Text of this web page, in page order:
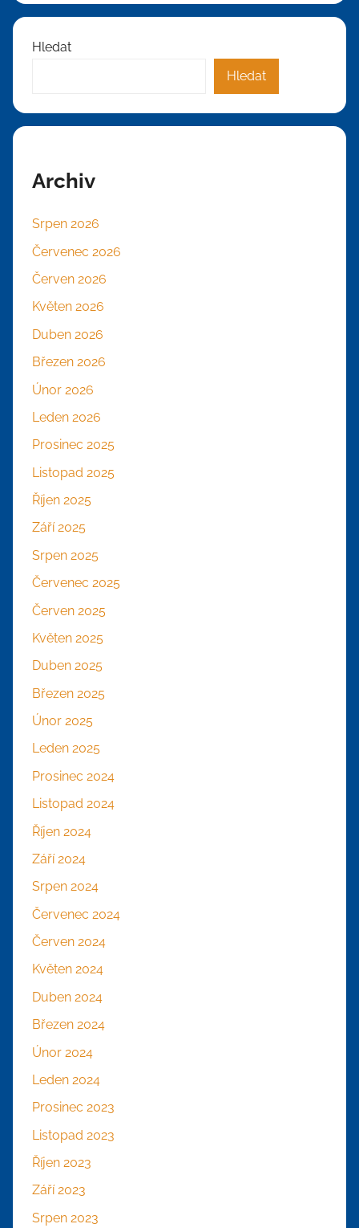
Hledat
Hledat
Archiv
Srpen 2026
Červenec 2026
Červen 2026
Květen 2026
Duben 2026
Březen 2026
Únor 2026
Leden 2026
Prosinec 2025
Listopad 2025
Říjen 2025
Září 2025
Srpen 2025
Červenec 2025
Červen 2025
Květen 2025
Duben 2025
Březen 2025
Únor 2025
Leden 2025
Prosinec 2024
Listopad 2024
Říjen 2024
Září 2024
Srpen 2024
Červenec 2024
Červen 2024
Květen 2024
Duben 2024
Březen 2024
Únor 2024
Leden 2024
Prosinec 2023
Listopad 2023
Říjen 2023
Září 2023
Srpen 2023